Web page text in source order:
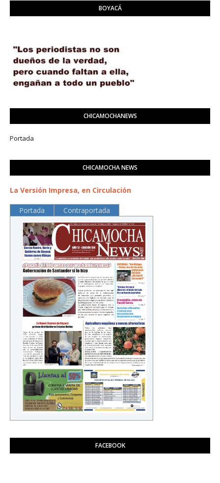
BOYACÁ
CHICAMOCHANEWS
Portada
CHICAMOCHA NEWS
La Versión Impresa, en Circulación
Portada Contraportada
FACEBOOK